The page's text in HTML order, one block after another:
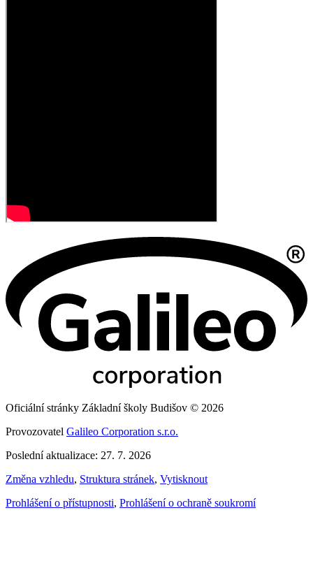
Oficiální stránky Základní školy Budišov © 2026
Provozovatel Galileo Corporation s.r.o.
Poslední aktualizace: 27. 7. 2026
Změna vzhledu, Struktura stránek, Vytisknout
Prohlášení o přístupnosti, Prohlášení o ochraně soukromí